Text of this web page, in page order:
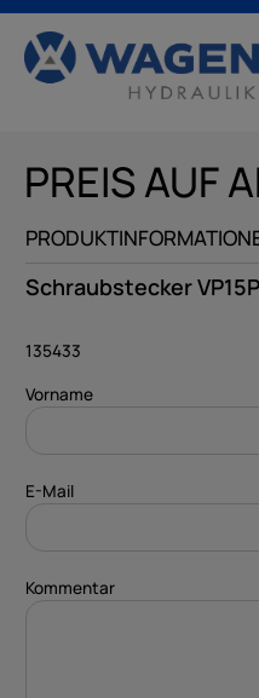
PREIS AUF
Schraubstecker
135433
Vorname
E-Mail
Kommentar